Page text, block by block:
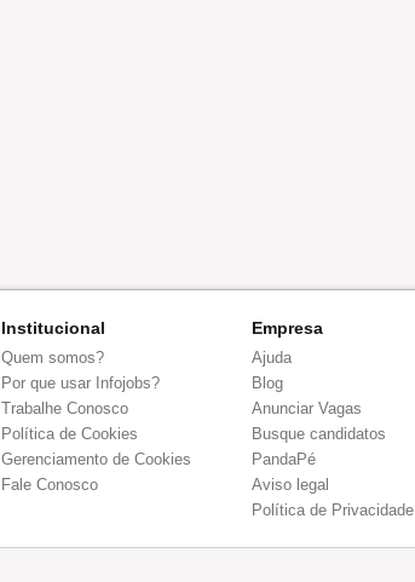
Institucional
Quem somos?
Por que usar Infojobs?
Trabalhe Conosco
Política de Cookies
Gerenciamento de Cookies
Fale Conosco
Empresa
Ajuda
Blog
Anunciar Vagas
Busque candidatos
PandaPé
Aviso legal
Política de Privacidade